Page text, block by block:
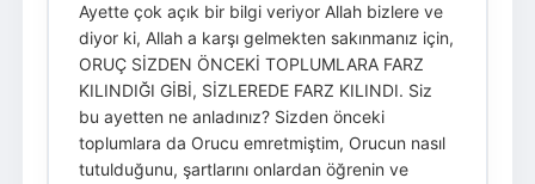
Ayette çok açık bir bilgi veriyor Allah bizlere ve
diyor ki, Allah a karşı gelmekten sakınmanız için,
ORUÇ SİZDEN ÖNCEKİ TOPLUMLARA FARZ
KILINDIĞI GİBİ, SİZLEREDE FARZ KILINDI. Siz
bu ayetten ne anladınız? Sizden önceki
toplumlara da Orucu emretmiştim, Orucun nasıl
tutulduğunu, şartlarını onlardan öğrenin ve